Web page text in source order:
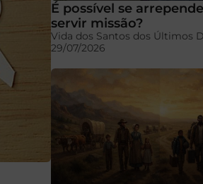
É possível se
servir missão?
Vida dos Santos dos Últimos
29/07/2026